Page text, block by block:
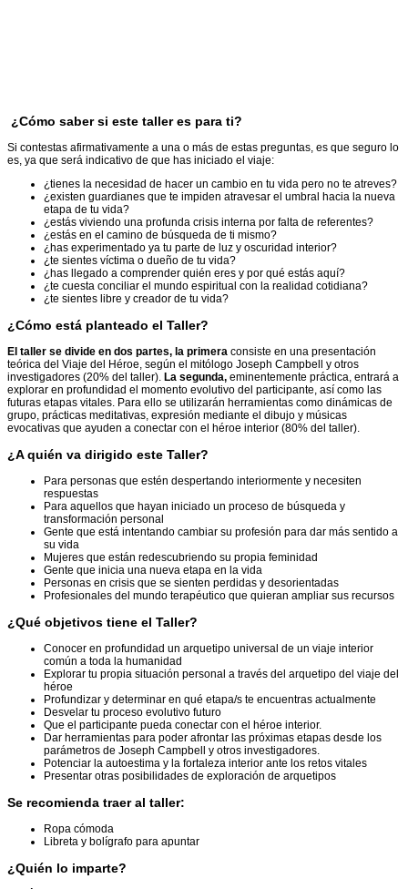
¿Cómo saber si este taller es para ti?
Si contestas afirmativamente a una o más de estas preguntas, es que seguro lo
es, ya que será indicativo de que has iniciado el viaje:
¿tienes la necesidad de hacer un cambio en tu vida pero no te atreves?
¿existen guardianes que te impiden atravesar el umbral hacia la nueva
etapa de tu vida?
¿estás viviendo una profunda crisis interna por falta de referentes?
¿estás en el camino de búsqueda de ti mismo?
¿has experimentado ya tu parte de luz y oscuridad interior?
¿te sientes víctima o dueño de tu vida?
¿has llegado a comprender quién eres y por qué estás aquí?
¿te cuesta conciliar el mundo espiritual con la realidad cotidiana?
¿te sientes libre y creador de tu vida?
¿Cómo está planteado el Taller?
El taller se divide en dos partes, la primera consiste en una presentación
teórica del Viaje del Héroe, según el mitólogo Joseph Campbell y otros
investigadores (20% del taller). La segunda, eminentemente práctica, entrará a
explorar en profundidad el momento evolutivo del participante, así como las
futuras etapas vitales. Para ello se utilizarán herramientas como dinámicas de
grupo, prácticas meditativas, expresión mediante el dibujo y músicas
evocativas que ayuden a conectar con el héroe interior (80% del taller).
¿A quién va dirigido este Taller?
Para personas que estén despertando interiormente y necesiten
respuestas
Para aquellos que hayan iniciado un proceso de búsqueda y
transformación personal
Gente que está intentando cambiar su profesión para dar más sentido a
su vida
Mujeres que están redescubriendo su propia feminidad
Gente que inicia una nueva etapa en la vida
Personas en crisis que se sienten perdidas y desorientadas
Profesionales del mundo terapéutico que quieran ampliar sus recursos
¿Qué objetivos tiene el Taller?
Conocer en profundidad un arquetipo universal de un viaje interior
común a toda la humanidad
Explorar tu propia situación personal a través del arquetipo del viaje del
héroe
Profundizar y determinar en qué etapa/s te encuentras actualmente
Desvelar tu proceso evolutivo futuro
Que el participante pueda conectar con el héroe interior.
Dar herramientas para poder afrontar las próximas etapas desde los
parámetros de Joseph Campbell y otros investigadores.
Potenciar la autoestima y la fortaleza interior ante los retos vitales
Presentar otras posibilidades de exploración de arquetipos
Se recomienda traer al taller:
Ropa cómoda
Libreta y bolígrafo para apuntar
¿Quién lo imparte?